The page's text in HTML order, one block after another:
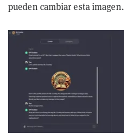
pueden cambiar esta imagen.